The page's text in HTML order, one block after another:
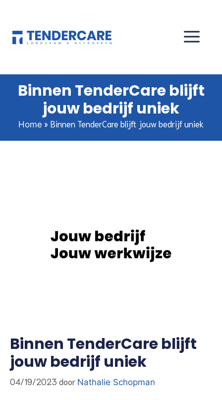
Binnen TenderCare blijft
jouw bedrijf uniek
Home » Binnen TenderCare blijft jouw bedrijf uniek
Binnen TenderCare blijft
jouw bedrijf uniek
04/19/2023 door Nathalie Schopman